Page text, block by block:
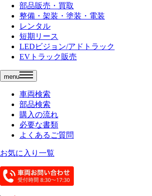
部品販売・買取
整備・架装・塗装・電装
レンタル
短期リース
LEDビジョン/アドトラック
EVトラック販売
menu
車両検索
部品検索
購入の流れ
必要な書類
よくあるご質問
お気に入り一覧